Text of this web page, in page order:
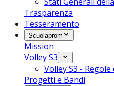
Trasparenza
Tesseramento
Scuolaprom
Mission
Volley S3
Volley S3 -
Progetti e Bandi